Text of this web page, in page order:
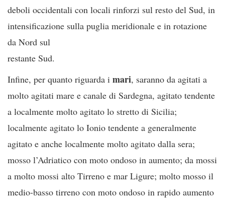
deboli occidentali con locali rinforzi sul resto del Sud, in
intensificazione sulla puglia meridionale e in rotazione
da Nord sul
restante Sud.
Infine, per quanto riguarda i mari, saranno da agitati a
molto agitati mare e canale di Sardegna, agitato tendente
a localmente molto agitato lo stretto di Sicilia;
localmente agitato lo Ionio tendente a generalmente
agitato e anche localmente molto agitato dalla sera;
mosso l’Adriatico con moto ondoso in aumento; da mossi
a molto mossi alto Tirreno e mar Ligure; molto mosso il
medio-basso tirreno con moto ondoso in rapido aumento